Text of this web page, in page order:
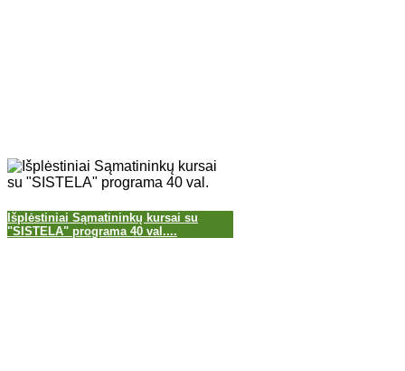
Išplėstiniai Sąmatininkų kursai su
"SISTELA" programa 40 val....